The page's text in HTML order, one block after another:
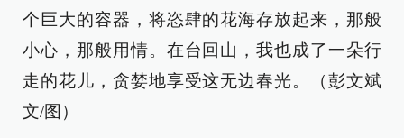
个巨大的容器，将恣肆的花海存放起来，那般
小心，那般用情。在台回山，我也成了一朵行
走的花儿，贪婪地享受这无边春光。（彭文斌
文/图 ）